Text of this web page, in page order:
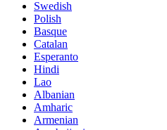
Swedish
Polish
Basque
Catalan
Esperanto
Hindi
Lao
Albanian
Amharic
Armenian